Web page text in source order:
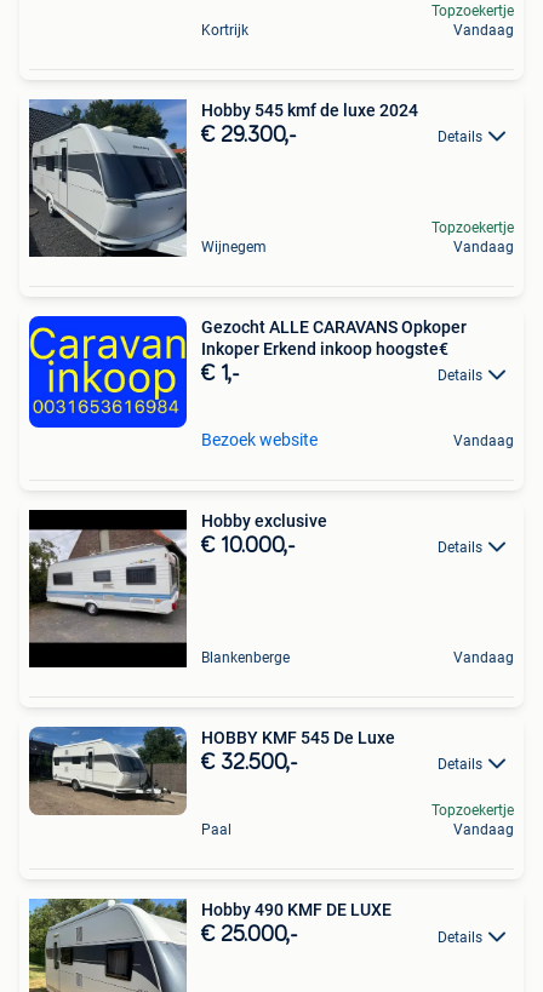
Kortrijk
Topzoekertje
Vandaag
Hobby 545 kmf de luxe 2024
€ 29.300,- Details
Wijnegem
Topzoekertje
Vandaag
Gezocht ALLE CARAVANS Opkoper
Inkoper Erkend inkoop hoogste€
€ 1,- Details
Bezoek website Vandaag
Hobby exclusive
€ 10.000,- Details
Blankenberge Vandaag
HOBBY KMF 545 De Luxe
€ 32.500,- Details
Paal
Topzoekertje
Vandaag
Hobby 490 KMF DE LUXE
€ 25.000,- Details